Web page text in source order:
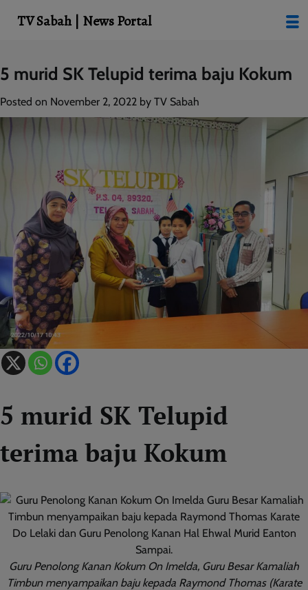
Skip
to
content
5 murid SK Telupid terima baju Kokum
Posted on November 2, 2022 by TV Sabah
5 murid SK Telupid
terima baju Kokum
Guru Penolong Kanan Kokum On Imelda, Guru Besar Kamaliah
Timbun menyampaikan baju kepada Raymond Thomas (Karate
TV Sabah | News Portal